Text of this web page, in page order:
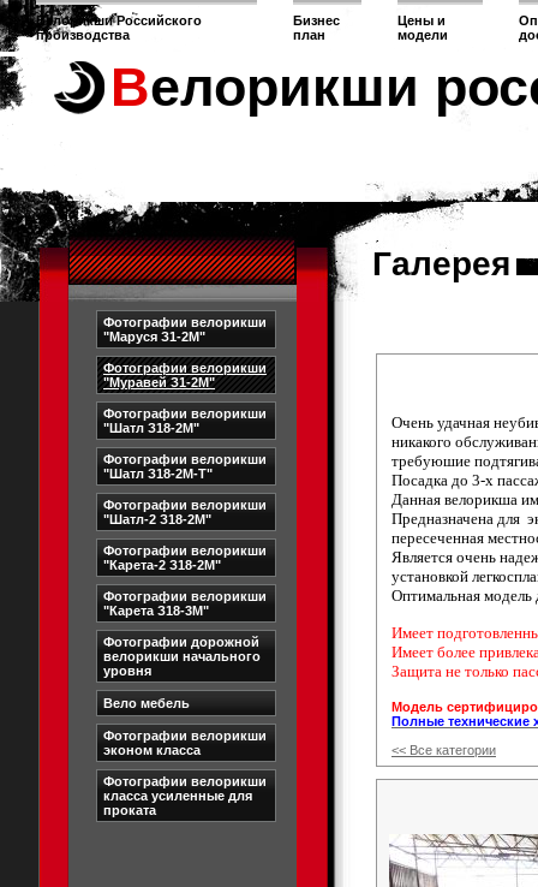
Велорикши Российского
производства
Бизнес
план
Цены и
модели
Велорикши
Фотографии велорикши
"Маруся З1-2М"
Фотографии велорикши
"Муравей З1-2М"
Фотографии велорикши
"Шатл З18-2М"
Фотографии велорикши
"Шатл З18-2М-Т"
Фотографии велорикши
"Шатл-2 З18-2М"
Фотографии велорикши
"Карета-2 З18-2М"
Фотографии велорикши
"Карета З18-3М"
Фотографии дорожной
велорикши начального
уровня
Вело мебель
Фотографии велорикши
эконом класса
Фотографии велорикши
класса усиленные для
проката
Галерея
Очень удачная
никакого
требуюшие
Посадка до 3-х
Данная велорикша
Предназначена для
пересеченная
Является очень
установкой
Оптимальная модель
Имеет
Имеет более
Защита не только
Модель
Полные технические
<< Все категории